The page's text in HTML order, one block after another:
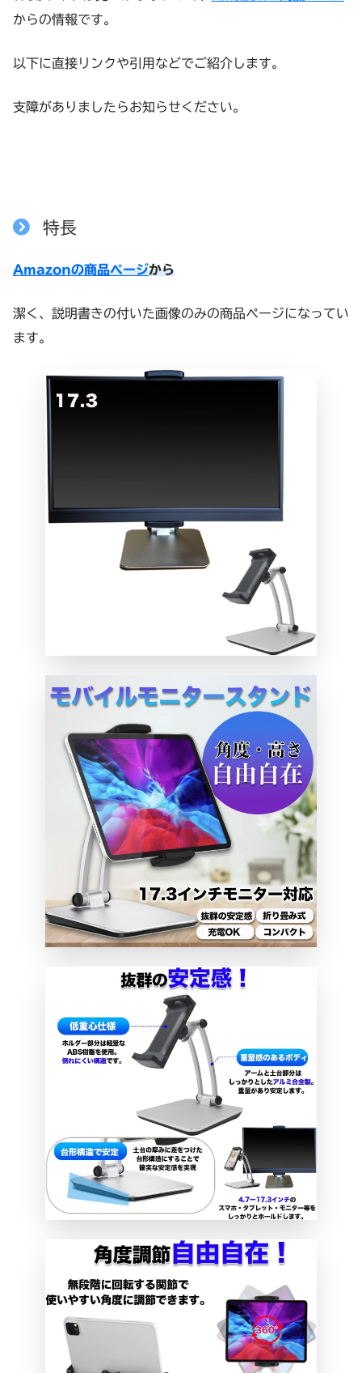
からの情報です。
以下に直接リンクや引用などでご紹介します。
支障がありましたらお知らせください。
特長
Amazonの商品ページから
潔く、説明書きの付いた画像のみの商品ページになってい
ます。